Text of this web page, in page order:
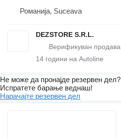
Романија, Suceava
DEZSTORE S.R.L.
14 години на Autoline
Не може да пронајде резервен дел?
Испратете барање веднаш!
Нарачајте резервен дел